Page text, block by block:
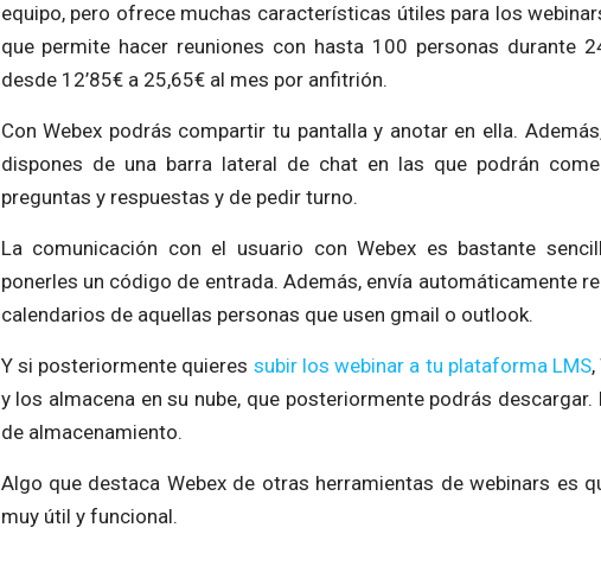
equipo, pero ofrece muchas características útiles para los
que permite hacer reuniones con hasta 100 personas durante
desde 12’85€ a 25,65€ al mes por anfitrión.
Con Webex podrás compartir tu pantalla y anotar en ella.
dispones de una barra lateral de chat en las que podrán
preguntas y respuestas y de pedir turno.
La comunicación con el usuario con Webex es bastante
ponerles un código de entrada. Además, envía automáticamente
calendarios de aquellas personas que usen gmail o outlook.
Y si posteriormente quieres subir los webinar a tu plataforma LMS
y los almacena en su nube, que posteriormente podrás
de almacenamiento.
Algo que destaca Webex de otras herramientas de webinars es
muy útil y funcional.